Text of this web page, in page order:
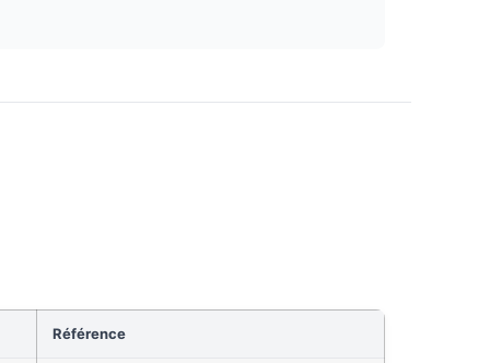
Référence